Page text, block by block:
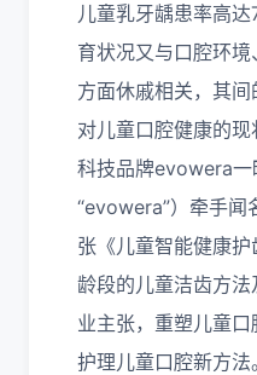
儿童乳牙龋患率高
育状况又与口腔环
方面休戚相关，其
对儿童口腔健康的
科技品牌evowera一
“evowera”）牵手闻
张《儿童智能健康
龄段的儿童洁齿方
业主张，重塑儿童
护理儿童口腔新方法。